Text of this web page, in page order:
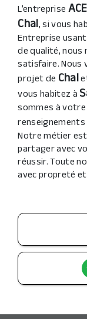
L’entreprise
Chal, si vous
Entreprise
de qualité,
satisfaire. Nous
projet de Chal
vous habitez à
sommes à
Notre métier
partager avec
réussir. Toute
avec propreté